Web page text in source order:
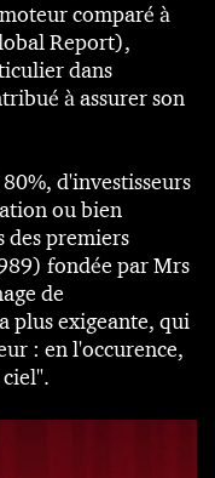
comparé à
Report),
dans
à assurer son
d'investisseurs
ou bien
des premiers
fondée par Mrs
de
plus exigeante, qui
: en l'occurence,